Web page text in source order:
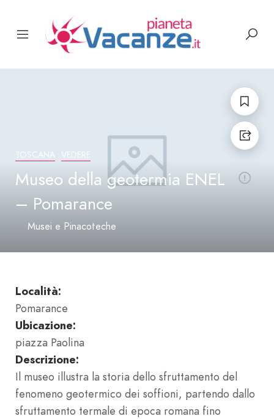
TOSCANA VEDERE
Museo della geotermia ENEL
– Pomarance
Musei e Pinacoteche
Località:
Pomarance
Ubicazione:
piazza Paolina
Descrizione:
Il museo illustra la storia dello sfruttamento del
fenomeno geotermico dei soffioni, partendo dallo
sfruttamento termale di epoca romana fino